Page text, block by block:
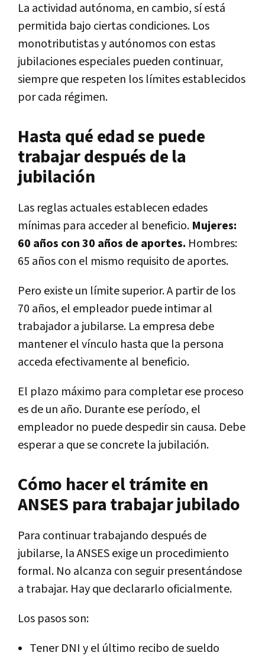
La actividad autónoma, en cambio, sí está
permitida bajo ciertas condiciones. Los
monotributistas y autónomos con estas
jubilaciones especiales pueden continuar,
siempre que respeten los límites establecidos
por cada régimen.
Hasta qué edad se puede
trabajar después de la
jubilación
Las reglas actuales establecen edades
mínimas para acceder al beneficio. Mujeres:
60 años con 30 años de aportes. Hombres:
65 años con el mismo requisito de aportes.
Pero existe un límite superior. A partir de los
70 años, el empleador puede intimar al
trabajador a jubilarse. La empresa debe
mantener el vínculo hasta que la persona
acceda efectivamente al beneficio.
El plazo máximo para completar ese proceso
es de un año. Durante ese período, el
empleador no puede despedir sin causa. Debe
esperar a que se concrete la jubilación.
Cómo hacer el trámite en
ANSES para trabajar jubilado
Para continuar trabajando después de
jubilarse, la ANSES exige un procedimiento
formal. No alcanza con seguir presentándose
a trabajar. Hay que declararlo oficialmente.
Los pasos son:
Tener DNI y el último recibo de sueldo